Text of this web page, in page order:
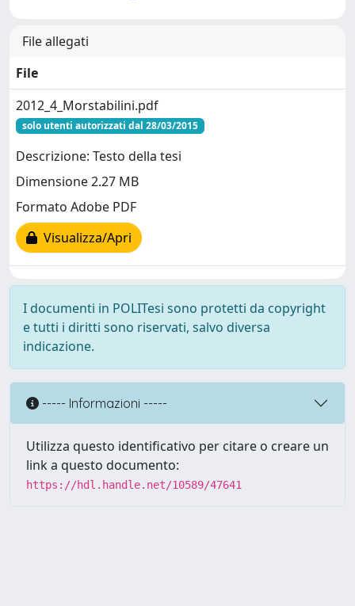
File allegati
File
2012_4_Morstabilini.pdf
solo utenti autorizzati dal 28/03/2015
Descrizione: Testo della tesi
Dimensione 2.27 MB
Formato Adobe PDF
Visualizza/Apri
I documenti in POLITesi sono protetti da copyright
e tutti i diritti sono riservati, salvo diversa
indicazione.
----- Informazioni -----
Utilizza questo identificativo per citare o creare un
link a questo documento:
https://hdl.handle.net/10589/47641